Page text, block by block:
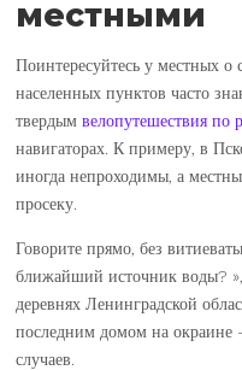
местными
Поинтересуйтесь у местных
населенных пунктов часто
твердымвелопутешествия по
навигаторах. К примеру, в
иногда непроходимы, а
просеку.
Говорите прямо, без
ближайший источник воды?
деревнях Ленинградской
последним домом на окраине
случаев.